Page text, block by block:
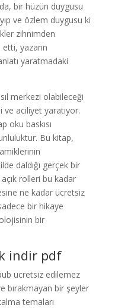
bir hüzün duygusu
ve özlem duygusu ki
zihnimden
yazarın
yaratmadaki
merkezi olabileceği
ve aciliyet yaratıyor.
oku baskısı
Bu kitap,
daldığı gerçek bir
rolleri bu kadar
ne kadar ücretsiz
bir hikaye
bir
indir pdf
ücretsiz edilemez
bırakmayan bir şeyler
temaları